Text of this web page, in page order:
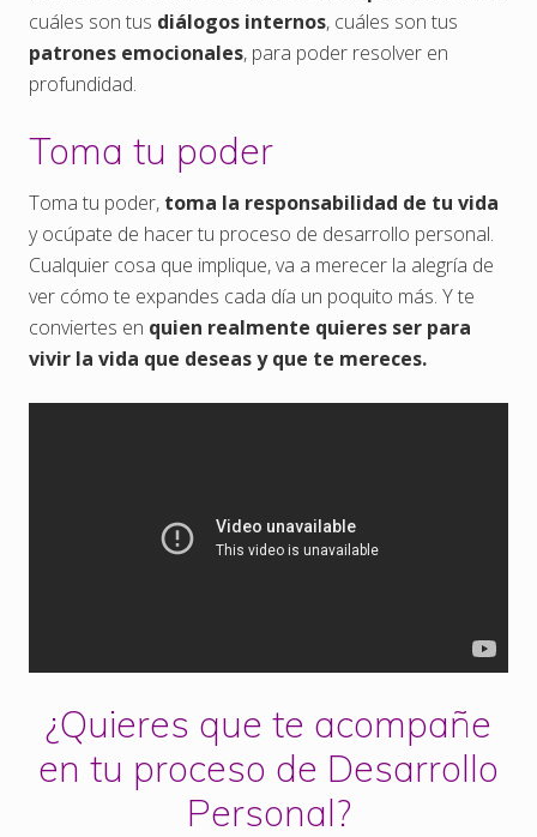
cuáles son tus diálogos internos, cuáles son tus
patrones emocionales, para poder resolver en
profundidad.
Toma tu poder
Toma tu poder, toma la responsabilidad de tu vida
y ocúpate de hacer tu proceso de desarrollo personal.
Cualquier cosa que implique, va a merecer la alegría de
ver cómo te expandes cada día un poquito más. Y te
conviertes en quien realmente quieres ser para
vivir la vida que deseas y que te mereces.
¿Quieres que te acompañe
en tu proceso de Desarrollo
Personal?